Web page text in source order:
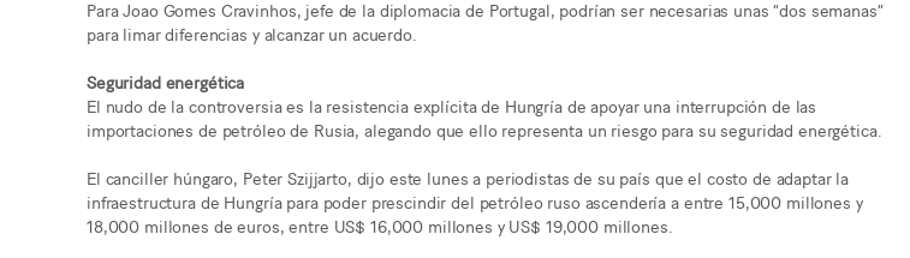
Para Joao Gomes Cravinhos, jefe de la diplomacia de Portugal, podrían ser necesarias unas “dos semanas”
para limar diferencias y alcanzar un acuerdo.
Seguridad energética
El nudo de la controversia es la resistencia explícita de Hungría de apoyar una interrupción de las
importaciones de petróleo de Rusia, alegando que ello representa un riesgo para su seguridad energética.
El canciller húngaro, Peter Szijjarto, dijo este lunes a periodistas de su país que el costo de adaptar la
infraestructura de Hungría para poder prescindir del petróleo ruso ascendería a entre 15,000 millones y
18,000 millones de euros, entre US$ 16,000 millones y US$ 19,000 millones.